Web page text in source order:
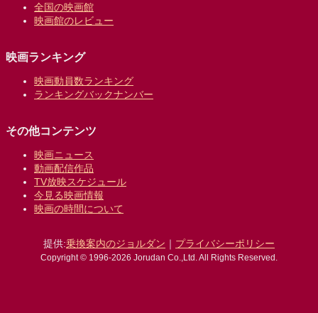
全国の映画館
映画館のレビュー
映画ランキング
映画動員数ランキング
ランキングバックナンバー
その他コンテンツ
映画ニュース
動画配信作品
TV放映スケジュール
今見る映画情報
映画の時間について
提供:乗換案内のジョルダン ｜ プライバシーポリシー
Copyright © 1996-2026 Jorudan Co.,Ltd. All Rights Reserved.